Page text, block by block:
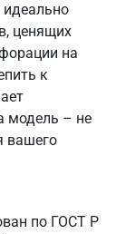
ценящих
на
к
модель – не
вашего
по ГОСТ Р